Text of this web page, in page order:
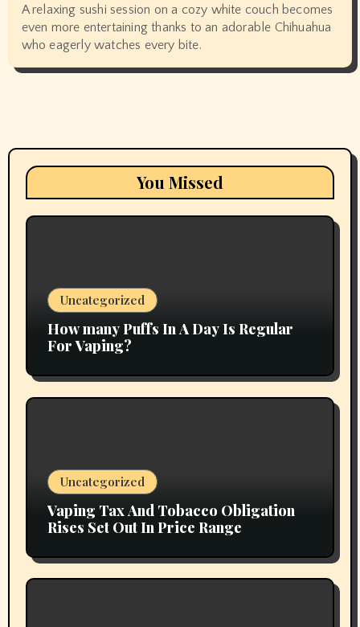
A relaxing sushi session on a cozy white couch becomes
even more entertaining thanks to an adorable Chihuahua
who eagerly watches every bite.
You Missed
Uncategorized
How many Puffs In A Day Is Regular
For Vaping?
Uncategorized
Vaping Tax And Tobacco Obligation
Rises Set Out In Price Range